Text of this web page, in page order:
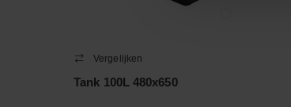
Vergelijken
Tank 100L 480x650